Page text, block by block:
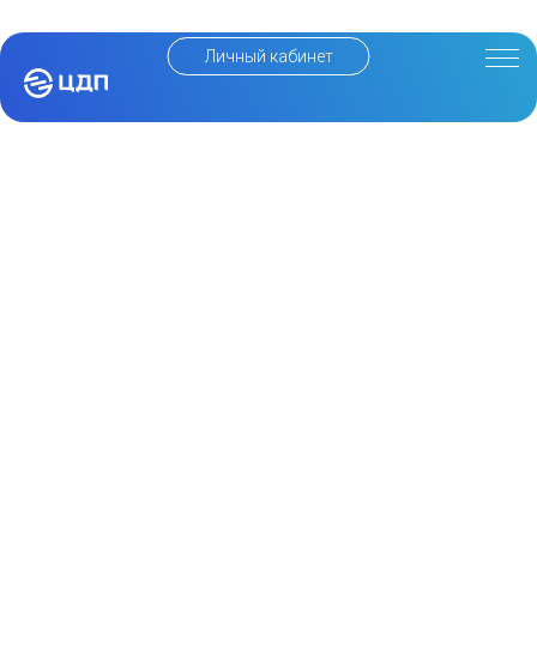
Личный кабинет